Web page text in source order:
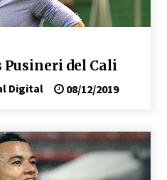
Pusineri del Cali
Digital 08/12/2019